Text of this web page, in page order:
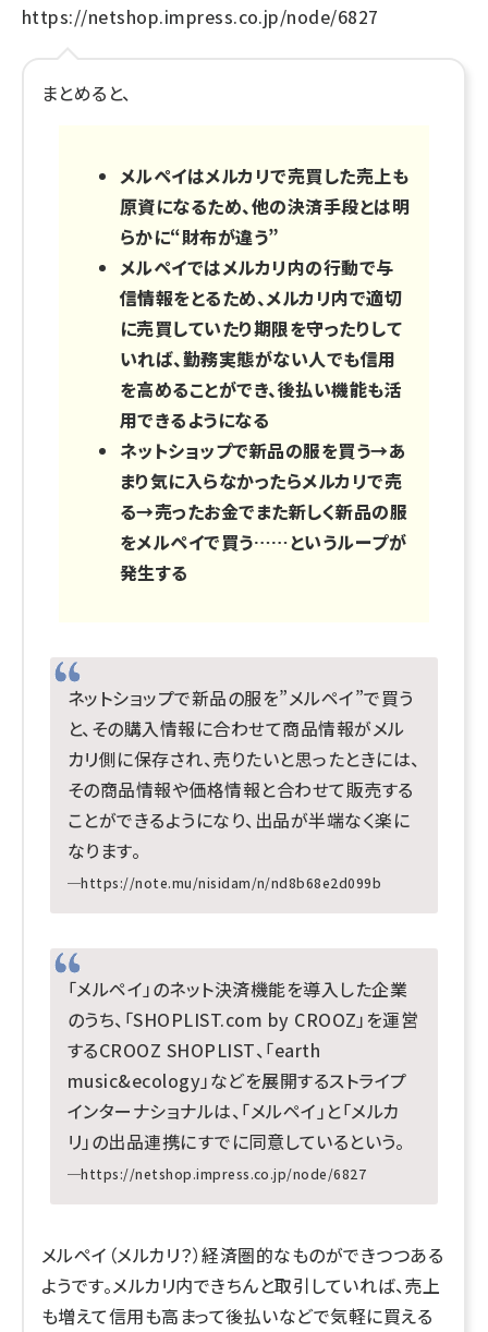
https://netshop.impress.co.jp/node/6827
まとめると、
メルペイはメルカリで売買した売上も
原資になるため、他の決済手段とは明
らかに“財布が違う”
メルペイではメルカリ内の行動で与
信情報をとるため、メルカリ内で適切
に売買していたり期限を守ったりして
いれば、勤務実態がない人でも信用
を高めることができ、後払い機能も活
用できるようになる
ネットショップで新品の服を買う→あ
まり気に入らなかったらメルカリで売
る→売ったお金でまた新しく新品の服
をメルペイで買う……というループが
発生する
ネットショップで新品の服を”メルペイ”で買う
と、その購入情報に合わせて商品情報がメル
カリ側に保存され、売りたいと思ったときには、
その商品情報や価格情報と合わせて販売する
ことができるようになり、出品が半端なく楽に
なります。
─https://note.mu/nisidam/n/nd8b68e2d099b
「メルペイ」のネット決済機能を導入した企業
のうち、「SHOPLIST.com by CROOZ」を運営
するCROOZ SHOPLIST、「earth
music&ecology」などを展開するストライプ
インターナショナルは、「メルペイ」と「メルカ
リ」の出品連携にすでに同意しているという。
─https://netshop.impress.co.jp/node/6827
メルペイ（メルカリ？）経済圏的なものができつつある
ようです。メルカリ内できちんと取引していれば、売上
も増えて信用も高まって後払いなどで気軽に買える